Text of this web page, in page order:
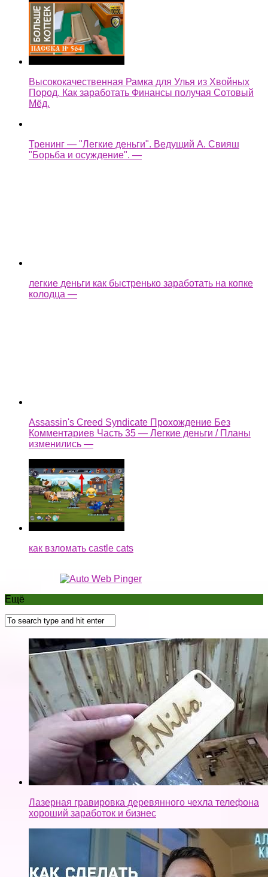
Высококачественная Рамка для Улья из Хвойных
Пород. Как заработать Финансы получая Сотовый
Мёд.
Тренинг — "Легкие деньги". Ведущий А. Свияш
"Борьба и осуждение". —
как взломать castle cats
Лазерная гравировка деревянного чехла телефона
хороший заработок и бизнес